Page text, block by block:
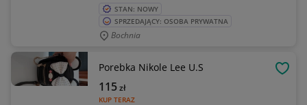
STAN: NOWY
SPRZEDAJĄCY: OSOBA PRYWATNA
Bochnia
Porebka Nikole Lee U.S
KUP TERAZ
115zł